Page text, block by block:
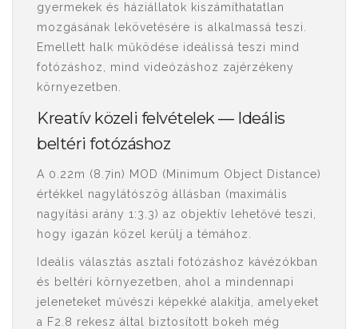
gyermekek és háziállatok kiszámíthatatlan
mozgásának lekövetésére is alkalmassá teszi.
Emellett halk működése ideálissá teszi mind
fotózáshoz, mind videózáshoz zajérzékeny
környezetben.
Kreatív közeli felvételek ― Ideális
beltéri fotózáshoz
A 0.22m (8.7in) MOD (Minimum Object Distance)
értékkel nagylátószög állásban (maximális
nagyítási arány 1:3.3) az objektív lehetővé teszi,
hogy igazán közel kerülj a témához.
Ideális választás asztali fotózáshoz kávézókban
és beltéri környezetben, ahol a mindennapi
jeleneteket művészi képekké alakítja, amelyeket
a F2.8 rekesz által biztosított bokeh még